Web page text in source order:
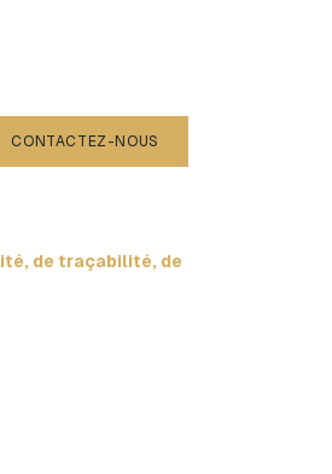
CONTACTEZ-NOUS
de traçabilité, de